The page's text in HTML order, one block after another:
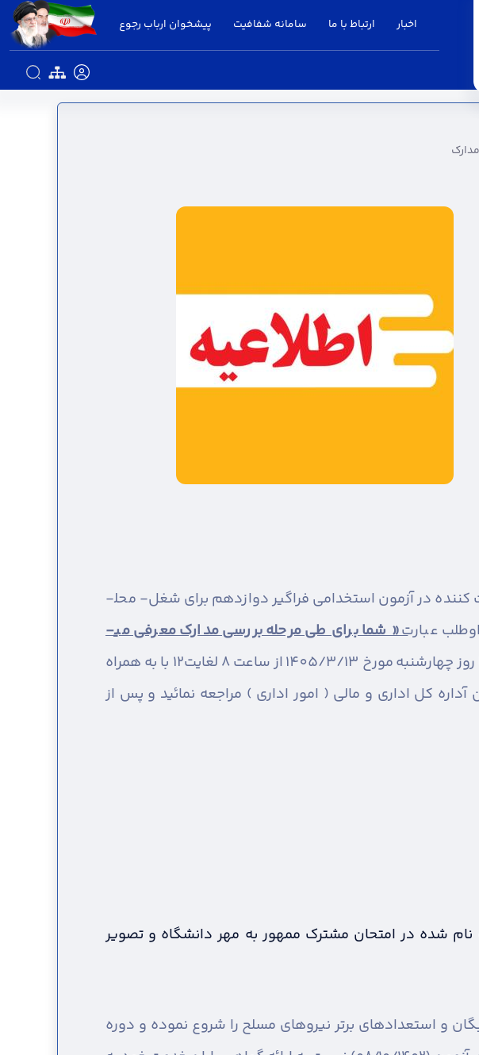
اخبار ارتباط با ما سامانه شفافیت پیشخوان ارباب رجوع
مدارک - استانداری قزوین
به اطلاع آن دسته از داوطلبان گرامی سه برابر ظرفیت مرحله تکمیل ظرفیت شرکت کننده در آزمون استخدامی فراگیر دوازدهم برای شغل- محل­
عبارت« شما برای طی مرحله بررسی مدارک معرفی می­
جهت ارائه و بررسی مدارک خود از روز دوشنبه مورخ 1405/3/11 تا روز چهارشنبه مورخ 1405/3/13 از ساعت 8 لغایت12 با به همراه
کل اداری و مالی ( امور اداری ) مراجعه نمائید و پس از
شده در امتحان مشترک ممهور به مهر دانشگاه و تصویر
و استعدادهای برتر نیروهای مسلح را شروع نموده و دوره